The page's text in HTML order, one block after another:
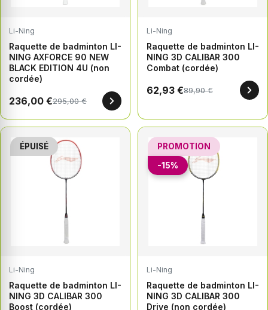
Li-Ning
Raquette de badminton LI-
NING AXFORCE 90 NEW
BLACK EDITION 4U (non
cordée)
236,00 €295,00 €
Li-Ning
Raquette de badminton LI-
NING 3D CALIBAR 300
Combat (cordée)
62,93 €89,90 €
ÉPUISÉ
Li-Ning
Raquette de badminton LI-
NING 3D CALIBAR 300
Boost (cordée)
PROMOTION
-15%
Li-Ning
Raquette de badminton LI-
NING 3D CALIBAR 300
Drive (non cordée)